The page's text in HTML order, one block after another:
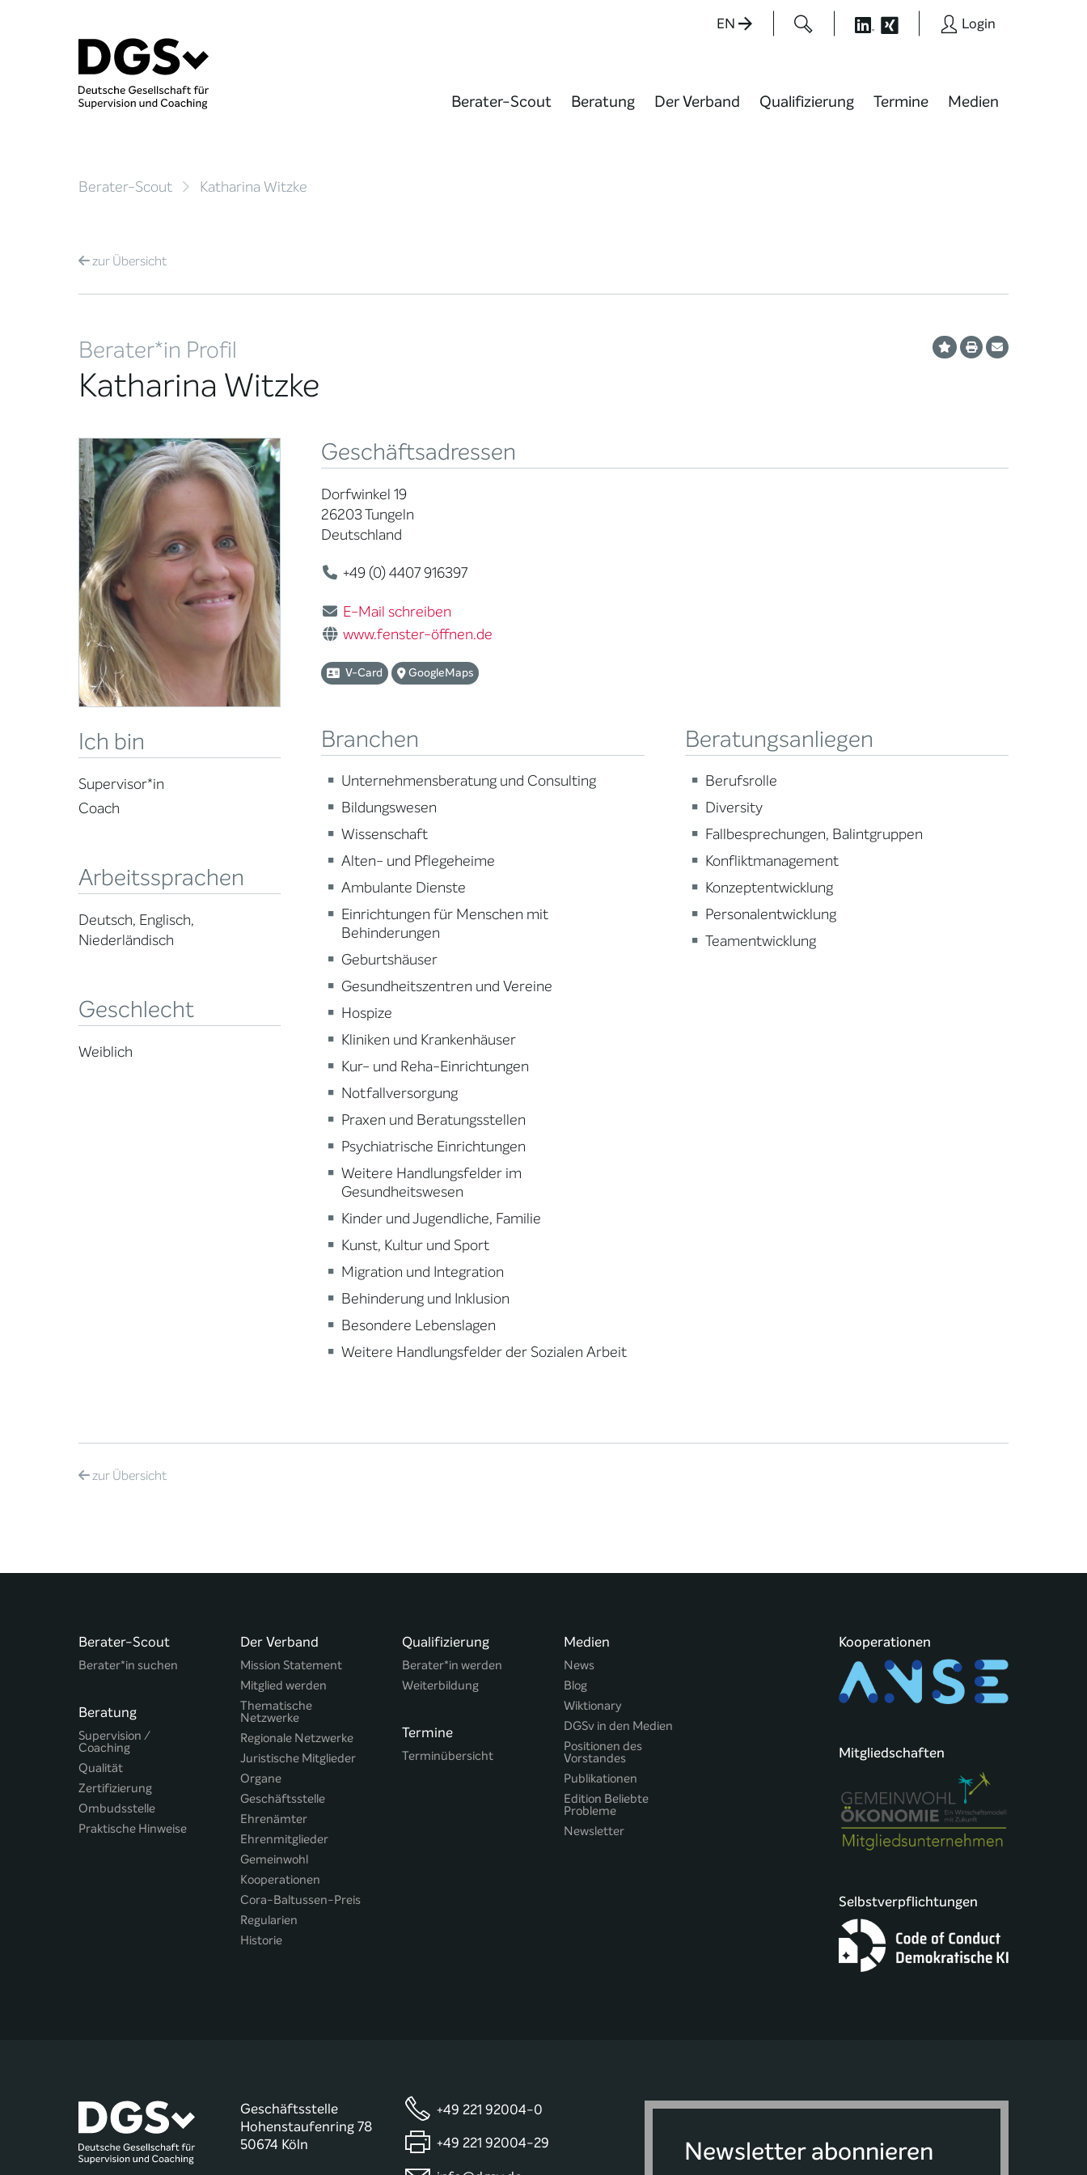
EN Login
Berater-Scout Beratung Der Verband Qualifizierung Termine Medien
Berater-Scout Katharina Witzke
zurÜbersicht
Berater*in Profil
Katharina Witzke
Ich bin
Supervisor*in
Coach
Arbeitssprachen
Deutsch, Englisch,
Niederländisch
Geschlecht
Weiblich
Geschäftsadressen
Dorfwinkel 19
26203 Tungeln
Deutschland
+49 (0) 4407 916397
E-Mail schreiben
www.fenster-öffnen.de
V-Card GoogleMaps
Branchen
Unternehmensberatung und Consulting
Bildungswesen
Wissenschaft
Alten- und Pflegeheime
Ambulante Dienste
Einrichtungen für Menschen mit
Behinderungen
Geburtshäuser
Gesundheitszentren und Vereine
Hospize
Kliniken und Krankenhäuser
Kur- und Reha-Einrichtungen
Notfallversorgung
Praxen und Beratungsstellen
Psychiatrische Einrichtungen
Weitere Handlungsfelder im
Gesundheitswesen
Kinder und Jugendliche, Familie
Kunst, Kultur und Sport
Migration und Integration
Behinderung und Inklusion
Besondere Lebenslagen
Weitere Handlungsfelder der Sozialen Arbeit
Beratungsanliegen
Berufsrolle
Diversity
Fallbesprechungen, Balintgruppen
Konfliktmanagement
Konzeptentwicklung
Personalentwicklung
Teamentwicklung
zurÜbersicht
Berater-Scout
Berater*in suchen
Beratung
Supervision /
Coaching
Qualität
Zertifizierung
Ombudsstelle
Praktische Hinweise
Der Verband
Mission Statement
Mitglied werden
Thematische
Netzwerke
Regionale Netzwerke
Juristische Mitglieder
Organe
Geschäftsstelle
Ehrenämter
Ehrenmitglieder
Gemeinwohl
Kooperationen
Cora-Baltussen-Preis
Regularien
Historie
Qualifizierung
Berater*in werden
Weiterbildung
Termine
Terminübersicht
Medien
News
Blog
Wiktionary
DGSv in den Medien
Positionen des
Vorstandes
Publikationen
Edition Beliebte
Probleme
Newsletter
Kooperationen
Mitgliedschaften
Selbstverpflichtungen
Geschäftsstelle
Hohenstaufenring 78
50674 Köln
+49 221 92004-0
+49 221 92004-29
Newsletter abonnieren